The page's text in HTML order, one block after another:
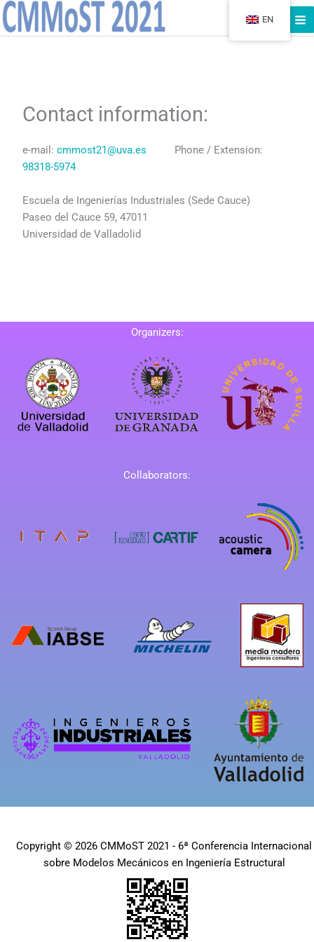
Skip
to
Contact information:
e-mail: cmmost21@uva.es Phone / Extension:
98318-5974
Escuela de Ingenierías Industriales (Sede Cauce)
Paseo del Cauce 59, 47011
Universidad de Valladolid
Organizers:
Collaborators:
Copyright © 2026 CMMoST 2021 - 6ª Conferencia Internacional
sobre Modelos Mecánicos en Ingeniería Estructural
EN